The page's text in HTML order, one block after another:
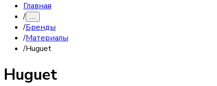
Главная
/ …
/Бренды
/Материалы
/Huguet
Huguet